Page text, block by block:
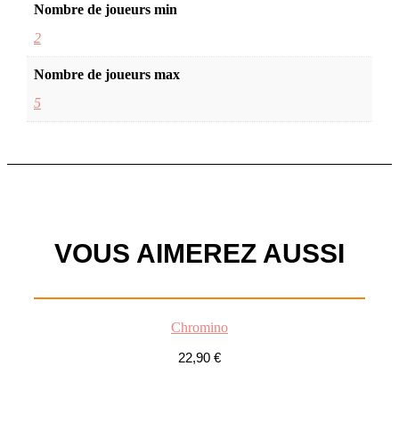
Nombre de joueurs min
2
Nombre de joueurs max
5
VOUS AIMEREZ AUSSI
Chromino
22,90 €